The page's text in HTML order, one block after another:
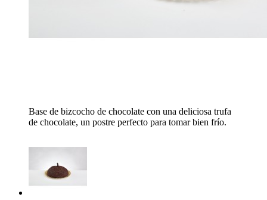
Base de bizcocho de chocolate con una deliciosa trufa
de chocolate, un postre perfecto para tomar bien frío.